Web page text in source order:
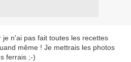
n'ai pas fait toutes les recettes
même ! Je mettrais les photos
ferrais ;-)